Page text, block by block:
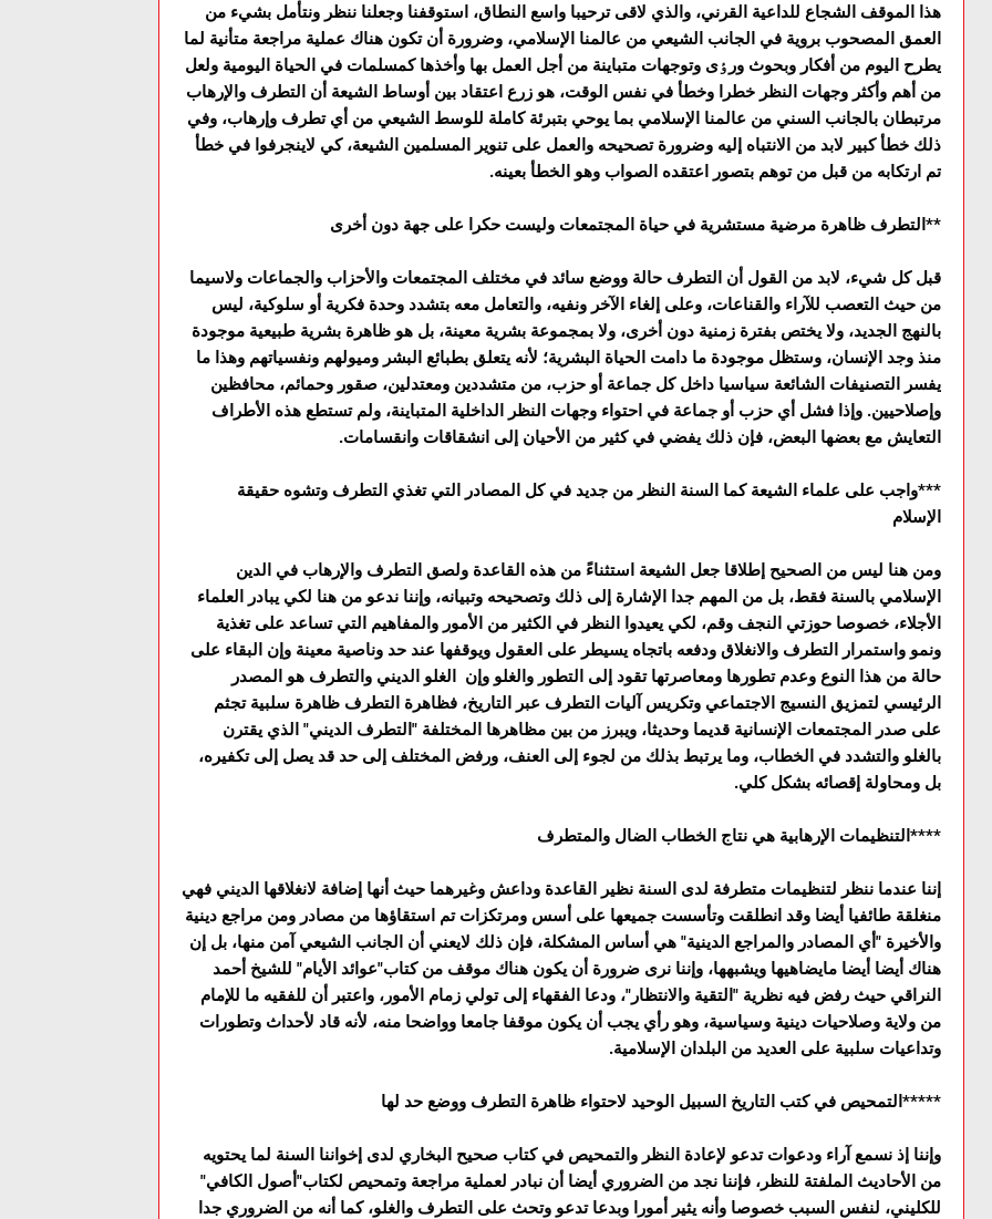
هذا الموقف الشجاع للداعية القرني، والذي لاقى ترحيبا واسع النطاق، استوقفنا وجعلنا ننظر ونتأمل بشيء من
العمق المصحوب بروية في الجانب الشيعي من عالمنا الإسلامي، وضرورة أن تکون هناك عملية مراجعة متأنية لما
يطرح اليوم من أفکار وبحوث ورٶى وتوجهات متباينة من أجل العمل بها وأخذها کمسلمات في الحياة اليومية ولعل
من أهم وأکثر وجهات النظر خطرا وخطأ في نفس الوقت، هو زرع اعتقاد بين أوساط الشيعة أن التطرف والإرهاب
مرتبطان بالجانب السني من عالمنا الإسلامي بما يوحي بتبرئة کاملة للوسط الشيعي من أي تطرف وإرهاب، وفي
ذلك خطأ کبير لابد من الانتباه إليه وضرورة تصحيحه والعمل على تنوير المسلمين الشيعة، کي لاينجرفوا في خطأ
تم ارتکابه من قبل من توهم بتصور اعتقده الصواب وهو الخطأ بعينه.
**التطرف ظاهرة مرضية مستشرية في حياة المجتمعات وليست حكرا على جهة دون أخرى
قبل کل شيء، لابد من القول أن التطرف حالة ووضع سائد في مختلف المجتمعات والأحزاب والجماعات ولاسيما
من حيث التعصب للآراء والقناعات، وعلى إلغاء الآخر ونفيه، والتعامل معه بتشدد وحدة فكرية أو سلوكية، ليس
بالنهج الجديد، ولا يختص بفترة زمنية دون أخرى، ولا بمجموعة بشرية معينة، بل هو ظاهرة بشرية طبيعية موجودة
منذ وجد الإنسان، وستظل موجودة ما دامت الحياة البشرية؛ لأنه يتعلق بطبائع البشر وميولهم ونفسياتهم وهذا ما
يفسر التصنيفات الشائعة سياسيا داخل كل جماعة أو حزب، من متشددين ومعتدلين، صقور وحمائم، محافظين
وإصلاحيين. وإذا فشل أي حزب أو جماعة في احتواء وجهات النظر الداخلية المتباينة، ولم تستطع هذه الأطراف
التعايش مع بعضها البعض، فإن ذلك يفضي في كثير من الأحيان إلى انشقاقات وانقسامات.
***واجب على علماء الشيعة كما السنة النظر من جديد في كل المصادر التي تغذي التطرف وتشوه حقيقة
الإسلام
ومن هنا ليس من الصحيح إطلاقا جعل الشيعة استثناءً من هذه القاعدة ولصق التطرف والإرهاب في الدين
الإسلامي بالسنة فقط، بل من المهم جدا الإشارة إلى ذلك وتصحيحه وتبيانه، وإننا ندعو من هنا لکي يبادر العلماء
الأجلاء، خصوصا حوزتي النجف وقم، لکي يعيدوا النظر في الکثير من الأمور والمفاهيم التي تساعد على تغذية
ونمو واستمرار التطرف والانغلاق ودفعه باتجاه يسيطر على العقول ويوقفها عند حد وناصية معينة وإن البقاء على
حالة من هذا النوع وعدم تطورها ومعاصرتها تقود إلى التطور والغلو وإن الغلو الديني والتطرف هو المصدر
الرئيسي لتمزيق النسيج الاجتماعي وتكريس آليات التطرف عبر التاريخ، فظاهرة التطرف ظاهرة سلبية تجثم
على صدر المجتمعات الإنسانية قديما وحديثا، ويبرز من بين مظاهرها المختلفة "التطرف الديني" الذي يقترن
بالغلو والتشدد في الخطاب، وما يرتبط بذلك من لجوء إلى العنف، ورفض المختلف إلى حد قد يصل إلى تكفيره،
بل ومحاولة إقصائه بشكل كلي.
****التنظيمات الإرهابية هي نتاج الخطاب الضال والمتطرف
إننا عندما ننظر لتنظيمات متطرفة لدى السنة نظير القاعدة وداعش وغيرهما حيث أنها إضافة لانغلاقها الديني فهي
منغلقة طائفيا أيضا وقد انطلقت وتأسست جميعها على أسس ومرتکزات تم استقاؤها من مصادر ومن مراجع دينية
والأخيرة "أي المصادر والمراجع الدينية" هي أساس المشکلة، فإن ذلك لايعني أن الجانب الشيعي آمن منها، بل إن
هناك أيضا أيضا مايضاهيها ويشبهها، وإننا نرى ضرورة أن يکون هناك موقف من کتاب"عوائد الأيام" للشيخ أحمد
النراقي حيث رفض فيه نظرية "التقية والانتظار"، ودعا الفقهاء إلى تولي زمام الأمور، واعتبر أن للفقيه ما للإمام
من ولاية وصلاحيات دينية وسياسية، وهو رأي يجب أن يکون موقفا جامعا وواضحا منه، لأنه قاد لأحداث وتطورات
وتداعيات سلبية على العديد من البلدان الإسلامية.
*****التمحيص في كتب التاريخ السبيل الوحيد لاحتواء ظاهرة التطرف ووضع حد لها
وإننا إذ نسمع آراء ودعوات تدعو لإعادة النظر والتمحيص في کتاب صحيح البخاري لدى إخواننا السنة لما يحتويه
من الأحاديث الملفتة للنظر، فإننا نجد من الضروري أيضا أن نبادر لعملية مراجعة وتمحيص لکتاب"أصول الکافي"
للکليني، لنفس السبب خصوصا وأنه يثير أمورا وبدعا تدعو وتحث على التطرف والغلو، کما أنه من الضروري جدا